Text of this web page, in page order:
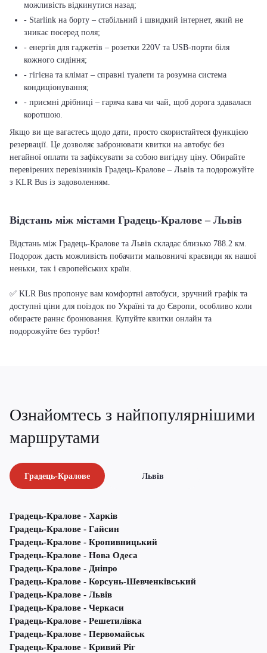
можливість відкинутися назад;
- Starlink на борту – стабільний і швидкий інтернет, який не
зникає посеред поля;
- енергія для гаджетів – розетки 220V та USB-порти біля
кожного сидіння;
- гігієна та клімат – справні туалети та розумна система
кондиціонування;
- приємні дрібниці – гаряча кава чи чай, щоб дорога здавалася
коротшою.
Якщо ви ще вагаєтесь щодо дати, просто скористайтеся функцією
резервації. Це дозволяє забронювати квитки на автобус без
негайної оплати та зафіксувати за собою вигідну ціну. Обирайте
перевірених перевізників Градець-Кралове – Львів та подорожуйте
з KLR Bus із задоволенням.
Відстань між містами Градець-Кралове – Львів
Відстань між Градець-Кралове та Львів складає близько 788.2 км.
Подорож дасть можливість побачити мальовничі краєвиди як нашої
неньки, так і європейських країн.
✅ KLR Bus пропонує вам комфортні автобуси, зручний графік та
доступні ціни для поїздок по Україні та до Європи, особливо коли
обираєте раннє бронювання. Купуйте квитки онлайн та
подорожуйте без турбот!
Ознайомтесь з найпопулярнішими
маршрутами
Градець-Кралове Львів
Градець-Кралове - Харків
Градець-Кралове - Гайсин
Градець-Кралове - Кропивницький
Градець-Кралове - Нова Одеса
Градець-Кралове - Дніпро
Градець-Кралове - Корсунь-Шевченківський
Градець-Кралове - Львів
Градець-Кралове - Черкаси
Градець-Кралове - Решетилівка
Градець-Кралове - Первомайськ
Градець-Кралове - Кривий Ріг